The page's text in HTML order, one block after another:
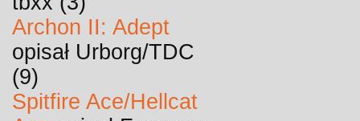
Archon II: Adept
opisał Urborg/TDC
(9)
Spitfire Ace/Hellcat